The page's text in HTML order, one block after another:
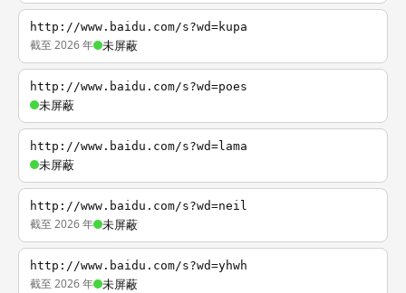
http://www.baidu.com/s?wd=kupa
截至 2026 年 未屏蔽
http://www.baidu.com/s?wd=poes
未屏蔽
http://www.baidu.com/s?wd=lama
未屏蔽
http://www.baidu.com/s?wd=neil
截至 2026 年 未屏蔽
http://www.baidu.com/s?wd=yhwh
截至 2026 年 未屏蔽